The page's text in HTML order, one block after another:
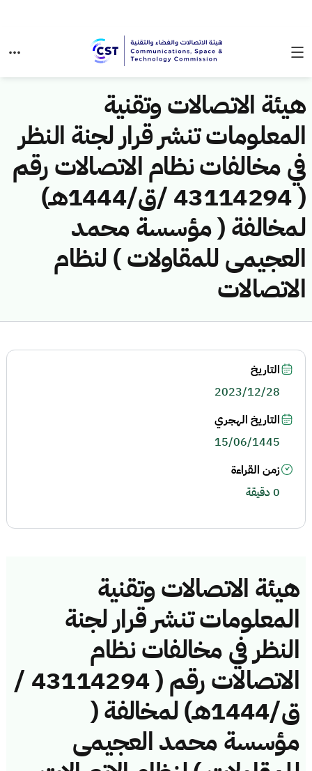
هيئة الاتصالات وتقنية
المعلومات تنشر قرار لجنة النظر
في مخالفات نظام الاتصالات رقم
( 43114294 /ق/1444هـ)
لمخالفة ( مؤسسة محمد
العجيمى للمقاولات ) لنظام
الاتصالات
هيئة الاتصالات وتقنية
المعلومات تنشر قرار لجنة
النظر في مخالفات نظام
الاتصالات رقم ( 43114294 /
ق/1444هـ) لمخالفة (
مؤسسة محمد العجيمى
التاريخ
2023/12/28
التاريخ الهجري
15/06/1445
زمن القراءة
0 دقيقة